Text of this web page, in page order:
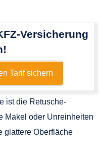
Versicherung
Tarif sichern
ist die Retusche-
Makel oder Unreinheiten
glattere Oberfläche